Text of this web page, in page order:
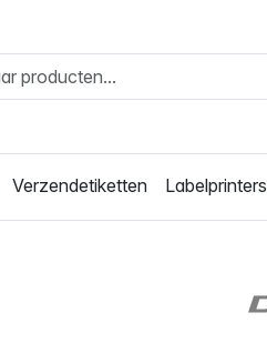
Verzendetiketten Labelprinters